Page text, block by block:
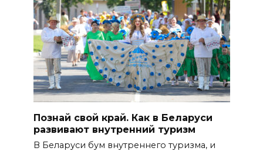
Познай свой край. Как в Беларуси
развивают внутренний туризм
В Беларуси бум внутреннего туризма, и